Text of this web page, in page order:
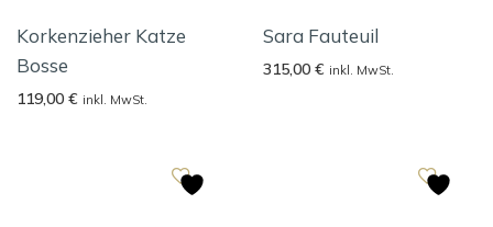
Korkenzieher Katze
Bosse
119,00 € inkl. MwSt.
Sara Fauteuil
315,00 € inkl. MwSt.